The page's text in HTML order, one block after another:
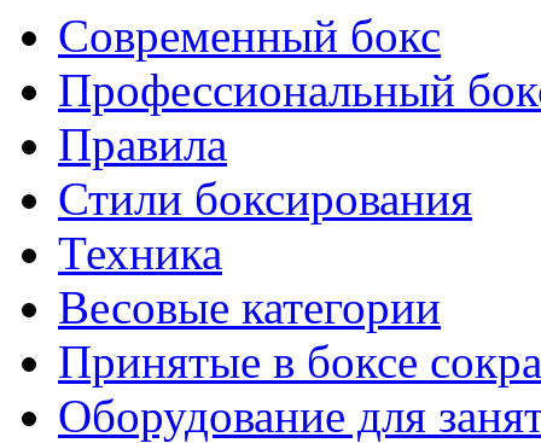
Современный бокс
Профессиональный
Правила
Стили боксирования
Техника
Весовые категории
Принятые в боксе
Оборудование для